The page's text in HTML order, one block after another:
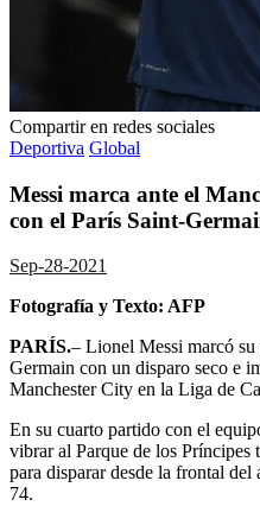
Compartir en redes sociales
Deportiva Global
Messi marca ante el
con el París Saint-
Sep-28-2021
Fotografía y Texto: AFP
PARÍS.– Lionel Messi marcó
Germain con un disparo seco e
Manchester City en la Liga de
En su cuarto partido con el
vibrar al Parque de los
para disparar desde la frontal
74.